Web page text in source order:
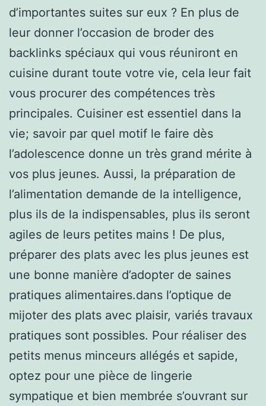
d’importantes suites sur eux ? En plus de
leur donner l’occasion de broder des
backlinks spéciaux qui vous réuniront en
cuisine durant toute votre vie, cela leur fait
vous procurer des compétences très
principales. Cuisiner est essentiel dans la
vie; savoir par quel motif le faire dès
l’adolescence donne un très grand mérite à
vos plus jeunes. Aussi, la préparation de
l’alimentation demande de la intelligence,
plus ils de la indispensables, plus ils seront
agiles de leurs petites mains ! De plus,
préparer des plats avec les plus jeunes est
une bonne manière d’adopter de saines
pratiques alimentaires.dans l’optique de
mijoter des plats avec plaisir, variés travaux
pratiques sont possibles. Pour réaliser des
petits menus minceurs allégés et sapide,
optez pour une pièce de lingerie
sympatique et bien membrée s’ouvrant sur